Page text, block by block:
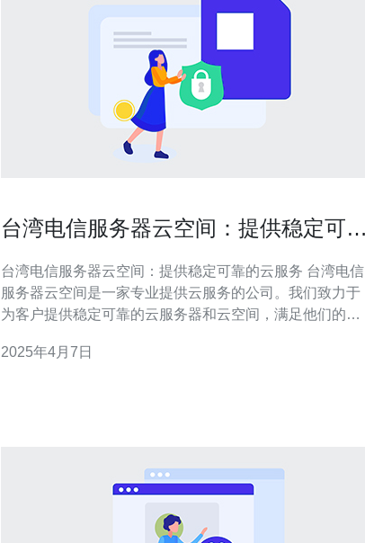
台湾电信服务器云空间：提供稳定可靠
台湾电信服务器云空间：提供稳定可靠的云服务 台湾电信
服务器云空间是一家专业提供云服务的公司。我们致力于
为客户提供稳定可靠的云服务器和云空间，满足他们的各
质量的云服务。 我们的云服务器基于最先进的技术构建，
2025年4月7日